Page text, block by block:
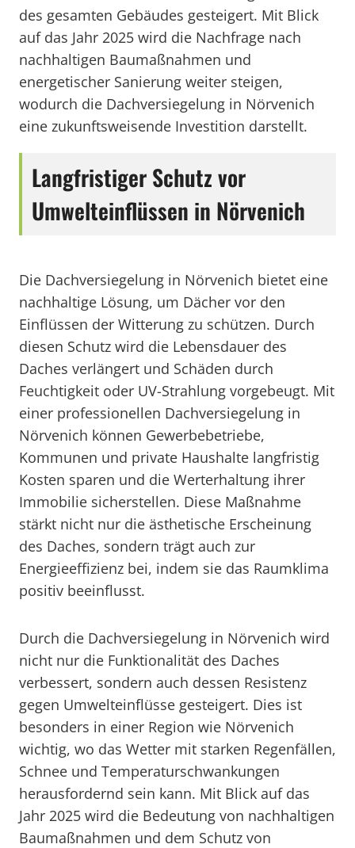
des gesamten Gebäudes gesteigert. Mit Blick
auf das Jahr 2025 wird die Nachfrage nach
nachhaltigen Baumaßnahmen und
energetischer Sanierung weiter steigen,
wodurch die Dachversiegelung in Nörvenich
eine zukunftsweisende Investition darstellt.
Langfristiger Schutz vor
Umwelteinflüssen in Nörvenich
Die Dachversiegelung in Nörvenich bietet eine
nachhaltige Lösung, um Dächer vor den
Einflüssen der Witterung zu schützen. Durch
diesen Schutz wird die Lebensdauer des
Daches verlängert und Schäden durch
Feuchtigkeit oder UV-Strahlung vorgebeugt. Mit
einer professionellen Dachversiegelung in
Nörvenich können Gewerbebetriebe,
Kommunen und private Haushalte langfristig
Kosten sparen und die Werterhaltung ihrer
Immobilie sicherstellen. Diese Maßnahme
stärkt nicht nur die ästhetische Erscheinung
des Daches, sondern trägt auch zur
Energieeffizienz bei, indem sie das Raumklima
positiv beeinflusst.
Durch die Dachversiegelung in Nörvenich wird
nicht nur die Funktionalität des Daches
verbessert, sondern auch dessen Resistenz
gegen Umwelteinflüsse gesteigert. Dies ist
besonders in einer Region wie Nörvenich
wichtig, wo das Wetter mit starken Regenfällen,
Schnee und Temperaturschwankungen
herausfordernd sein kann. Mit Blick auf das
Jahr 2025 wird die Bedeutung von nachhaltigen
Baumaßnahmen und dem Schutz von